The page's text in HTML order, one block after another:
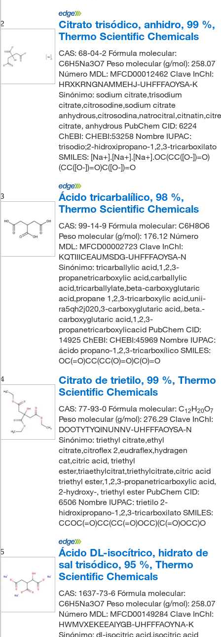
2
Citrato trisódico, anhidro, 99 %,
Thermo Scientific Chemicals
CAS: 68-04-2 Fórmula molecular:
C6H5Na3O7 Peso molecular (g/mol): 258.07
Número MDL: MFCD00012462 Clave InChI:
HRXKRNGNAMMEHJ-UHFFFAOYSA-K
Sinónimo: sodium citrate,trisodium
citrate,citrosodine,sodium citrate
citrate, anhydrous PubChem CID: 6224
ChEBI: CHEBI:53258 Nombre IUPAC:
trisodio;2-hidroxipropano-1,2,3-tricarboxilato
SMILES: [Na+].[Na+].[Na+].OC(CC([O-])=O)
(CC([O-])=O)C([O-])=O
3
Ácido tricarbalílico, 98 %,
Thermo Scientific Chemicals
CAS: 99-14-9 Fórmula molecular: C6H8O6
Peso molecular (g/mol): 176.12 Número
MDL: MFCD00002723 Clave InChI:
KQTIIICEAUMSDG-UHFFFAOYSA-N
Sinónimo: tricarballylic acid,1,2,3-
propanetricarboxylic acid,carballylic
acid,tricarballylate,beta-carboxyglutaric
acid,propane 1,2,3-tricarboxylic acid,unii-
ra5qh2j020,3-carboxyglutaric acid,.beta.-
carboxyglutaric acid,1,2,3-
propanetricarboxylicacid PubChem CID:
14925 ChEBI: CHEBI:45969 Nombre IUPAC:
ácido propano-1,2,3-tricarboxílico SMILES:
OC(=O)CC(CC(O)=O)C(O)=O
4
Citrato de trietilo, 99 %, Thermo
Scientific Chemicals
CAS: 77-93-0 Fórmula molecular: C12H20O7
Peso molecular (g/mol): 276.29 Clave InChI:
DOOTYTYQINUNNV-UHFFFAOYSA-N
Sinónimo: triethyl citrate,ethyl
citrate,citroflex 2,eudraflex,hydragen
cat,citric acid, triethyl
ester,triaethylcitrat,triethylcitrate,citric acid
triethyl ester,1,2,3-propanetricarboxylic acid,
2-hydroxy-, triethyl ester PubChem CID:
6506 Nombre IUPAC: trietilo 2-
hidroxipropano-1,2,3-tricarboxilato SMILES:
CCOC(=O)CC(CC(=O)OCC)(C(=O)OCC)O
5
Ácido DL-isocítrico, hidrato de
sal trisódico, 95 %, Thermo
Scientific Chemicals
CAS: 1637-73-6 Fórmula molecular:
C6H5Na3O7 Peso molecular (g/mol): 258.07
Número MDL: MFCD00149284 Clave InChI:
HWMVXEKEEAIYGB-UHFFFAOYNA-K
Sinónimo: dl-isocitric acid,isocitric acid